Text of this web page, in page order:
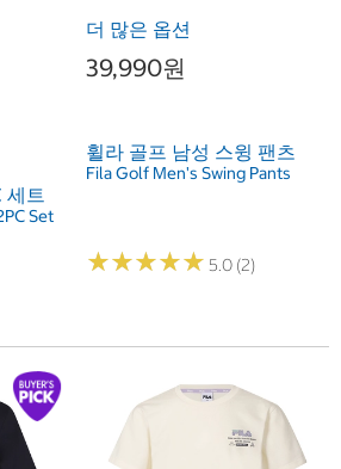
세트
Set
더 많은 옵션
39,990원
휠라 골프 남성 스윙 팬츠
Fila Golf Men's Swing Pants
★★★★★
★★★★★ 5.0 (2)